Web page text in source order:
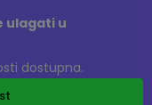
ulagati u
dostupna.